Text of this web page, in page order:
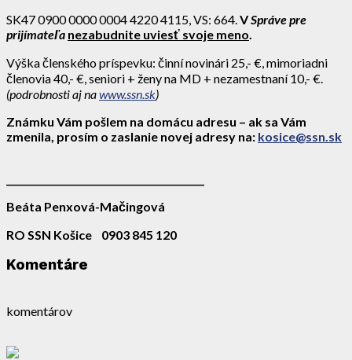
SK47 0900 0000 0004 4220 4115, VS: 664. VSpráve pre
prijímateľa nezabudnite uviesť svoje meno
Výška členského príspevku: činní novinári 25,- €, mimoriadni
členovia 40,- €, seniori + ženy na MD + nezamestnaní 10,- €.
(podrobnosti aj nawww.ssn.sk)
Známku Vám pošlem na domácu adresu – ak sa Vám
zmenila, prosím o zaslanie novej adresy na: kosice@ssn.sk
Beáta Penxová-Mačingová
RO SSN Košice 0903 845 120
Komentáre
komentárov